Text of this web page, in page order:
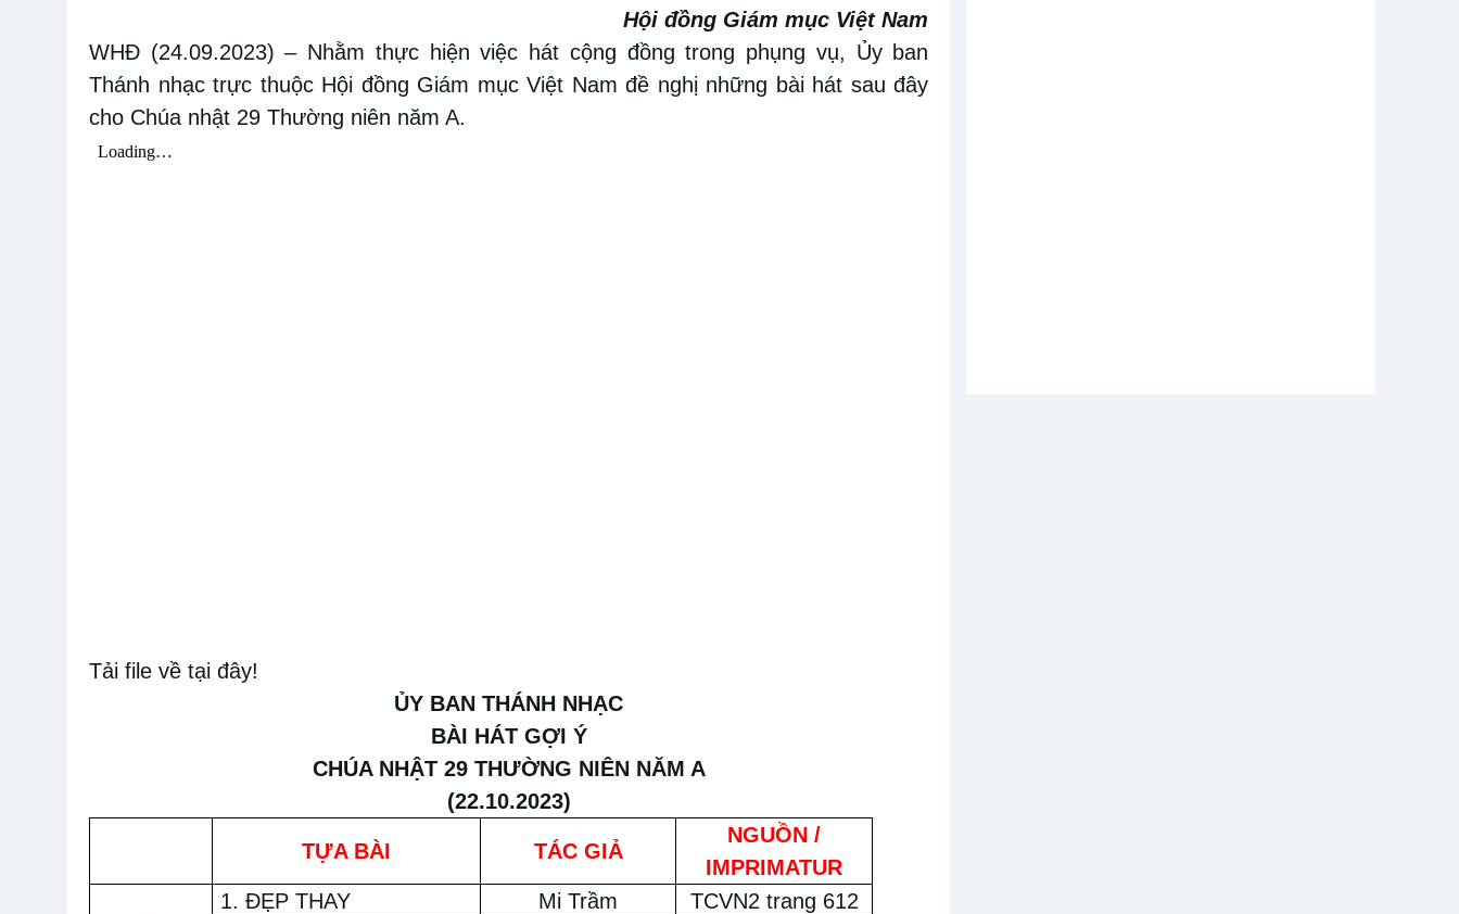
Hội đồng Giám mục Việt Nam
WHĐ (24.09.2023) – Nhằm thực hiệnviệc hát cộng đồng trong phụng vụ, Ủy ban
Thánh nhạc trực thuộc Hội đồng Giám mục Việt Nam đề nghị những bài hát sau đây
cho Chúa nhật 29 Thường niên năm A.
Tải file về tại đây!
ỦY BAN THÁNH NHẠC
BÀI HÁT GỢI Ý
CHÚA NHẬT 29THƯỜNG NIÊN NĂM A
(22.10.2023)
TỰA BÀI TÁC GIẢ
NGUỒN /
IMPRIMATUR
1. ĐẸP THAY Mi Trầm
TCVN2 trang 612